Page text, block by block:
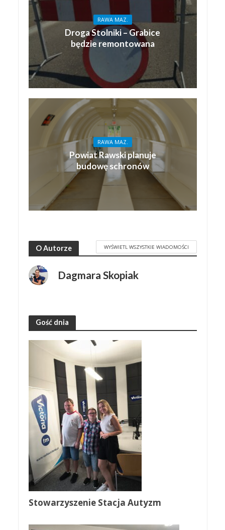
RAWA MAZ.
Droga Stolniki – Grabice
będzie remontowana
RAWA MAZ.
Powiat Rawski planuje
budowę schronów
O Autorze WYŚWIETL WSZYSTKIE WIADOMOŚCI
Dagmara Skopiak
Gość dnia
Stowarzyszenie Stacja Autyzm